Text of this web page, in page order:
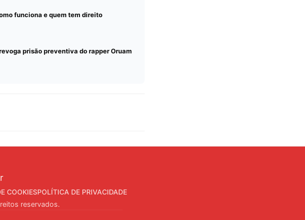
funciona e quem tem direito
prisão preventiva do rapper Oruam
COOKIESPOLÍTICA DE PRIVACIDADE
reservados.